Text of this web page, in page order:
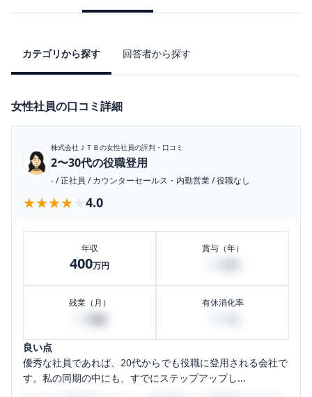
カテゴリから探す 回答者から探す
女性社員の口コミ詳細
株式会社ＪＴＢの女性社員の評判・口コミ
2〜30代の役職登用
-/正社員 /カウンターセールス・内勤営業/役職なし
★★★★★
★★★★★ 4.0
年収
400万円
賞与（年）
残業（月） 有休消化率
良い点
優秀な社員であれば、20代からでも役職に登用される会社で
す。私の同期の中にも、すでにステップアップし...